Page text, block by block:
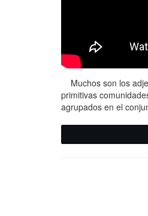
Muchos son los
primitivas
agrupados en el